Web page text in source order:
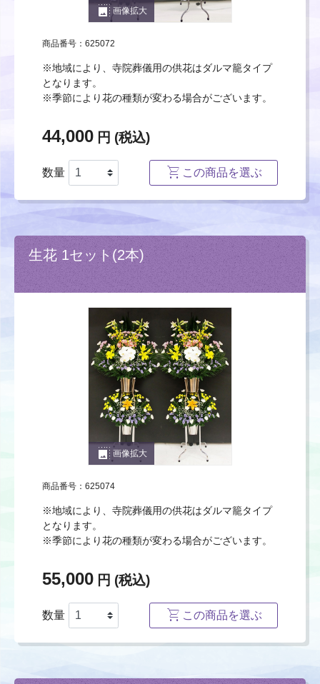
photo_size_select_large画像拡大
商品番号：625072
※地域により、寺院葬儀用の供花はダルマ籠タイプ
となります。
※季節により花の種類が変わる場合がございます。
44,000 円 (税込)
数量 この商品を選ぶ
生花 1セット(2本)
photo_size_select_large 画像拡大
商品番号：625074
※地域により、寺院葬儀用の供花はダルマ籠タイプ
となります。
※季節により花の種類が変わる場合がございます。
55,000 円 (税込)
数量 この商品を選ぶ